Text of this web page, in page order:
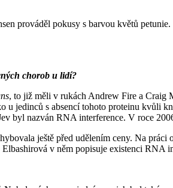
prováděl pokusy s barvou květů
chorob u lidí?
, to již měli v rukách Andrew Fire a Craig
jedinců s absencí tohoto proteinu kvůli
byl nazván RNA interference. V roce
ještě před udělením ceny. Na
v něm popisuje existenci RNA